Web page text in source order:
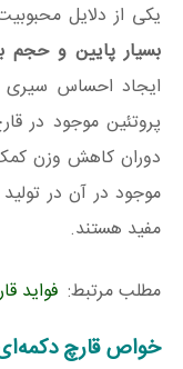
یکی از دلایل
بسیار پایین و حجم
ایجاد احساس
پروتئین موجود در
موجود در آن در
مفید هستند.
مطلب مرتبط: فواید
خواص قارچ دکمه‌ای